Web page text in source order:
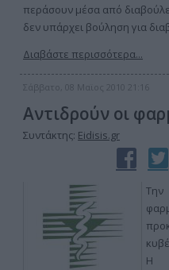
περάσουν μέσα από
δεν υπάρχει βούληση για
Διαβάστε περισσότερα...
Σάββατο, 08 Μαϊος 2010 21:16
Αντιδρούν οι
Συντάκτης: Eidisis.gr
Η